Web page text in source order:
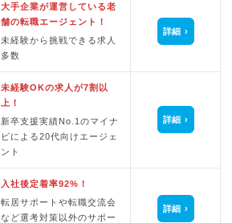
大手企業が運営している老
舗の転職エージェント！
未経験から挑戦できる求人
多数
詳細
未経験OKの求人が7割以
上！
新卒支援実績No.1のマイナ
ビによる20代向けエージェ
ント
詳細
入社後定着率92%！
転居サポートや転職交流会
など選考対策以外のサポー
詳細